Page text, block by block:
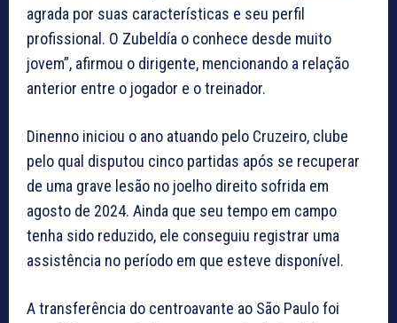
agrada por suas características e seu perfil
profissional. O Zubeldía o conhece desde muito
jovem”, afirmou o dirigente, mencionando a relação
anterior entre o jogador e o treinador.
Dinenno iniciou o ano atuando pelo Cruzeiro, clube
pelo qual disputou cinco partidas após se recuperar
de uma grave lesão no joelho direito sofrida em
agosto de 2024. Ainda que seu tempo em campo
tenha sido reduzido, ele conseguiu registrar uma
assistência no período em que esteve disponível.
A transferência do centroavante ao São Paulo foi